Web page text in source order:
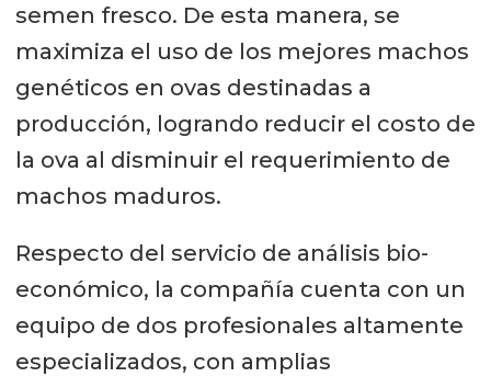
semen fresco. De esta manera, se
maximiza el uso de los mejores machos
genéticos en ovas destinadas a
producción, logrando reducir el costo de
la ova al disminuir el requerimiento de
machos maduros.
Respecto del servicio de análisis bio-
económico, la compañía cuenta con un
equipo de dos profesionales altamente
especializados, con amplias